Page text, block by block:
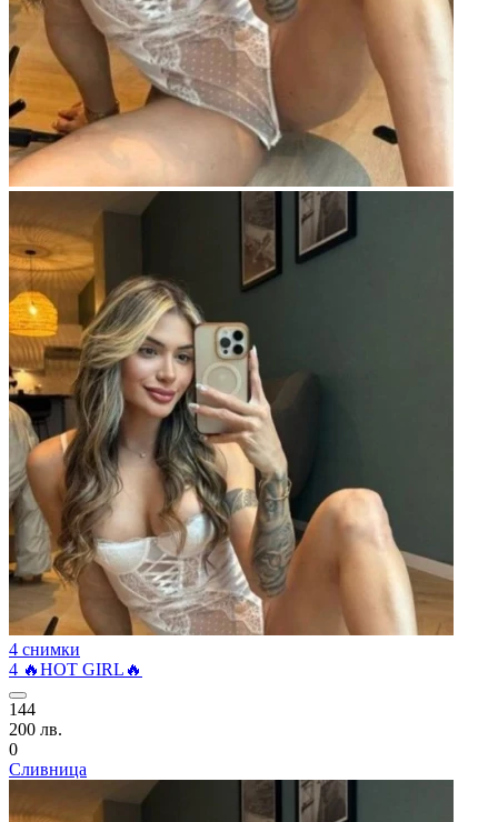
4 снимки
4 🔥HOT GIRL🔥
144
200 лв.
0
Сливница